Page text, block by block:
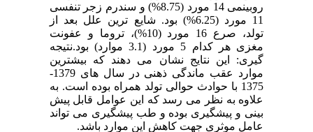
روبینمی 14 مورد (8.75%) و سندرم زجر تنفسی
11 مورد (6.25%) بود. شایع ترین علل بعد از
تولد، صرع 16 مورد (10%)، تروما و عفونت
مغزی هر کدام 5 مورد (3.1 موارد) بود.نتیجه
گیری: این نتایج نشان می دهند که بیشترین
موارد عقب ماندگی ذهنی در سال های 1379-
1375 با حوادث حوالی تولد همراه بوده است. به
علاوه به نظر می رسد که این عوامل قابل پیش
بینی و پیشگیری بوده و طب پیشگیری می تواند
عامل موثری جهت کاهش این موارد باشد.